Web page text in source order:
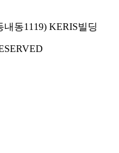
동1119) KERIS빌딩